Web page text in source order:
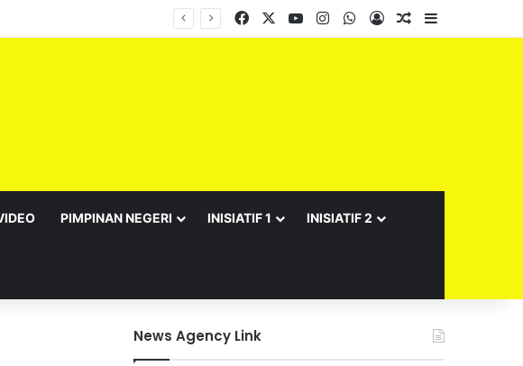
Facebook YouTubeInstagramWhatsApp
Log InRandom Article
PIMPINAN NEGERI INISIATIF 1 INISIATIF 2
News Agency Link